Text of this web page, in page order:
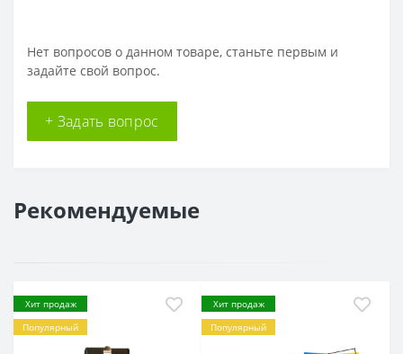
Нет вопросов о данном товаре, станьте первым и
задайте свой вопрос.
+ Задать вопрос
Рекомендуемые
Хит продаж
Популярный
Хит продаж
Популярный